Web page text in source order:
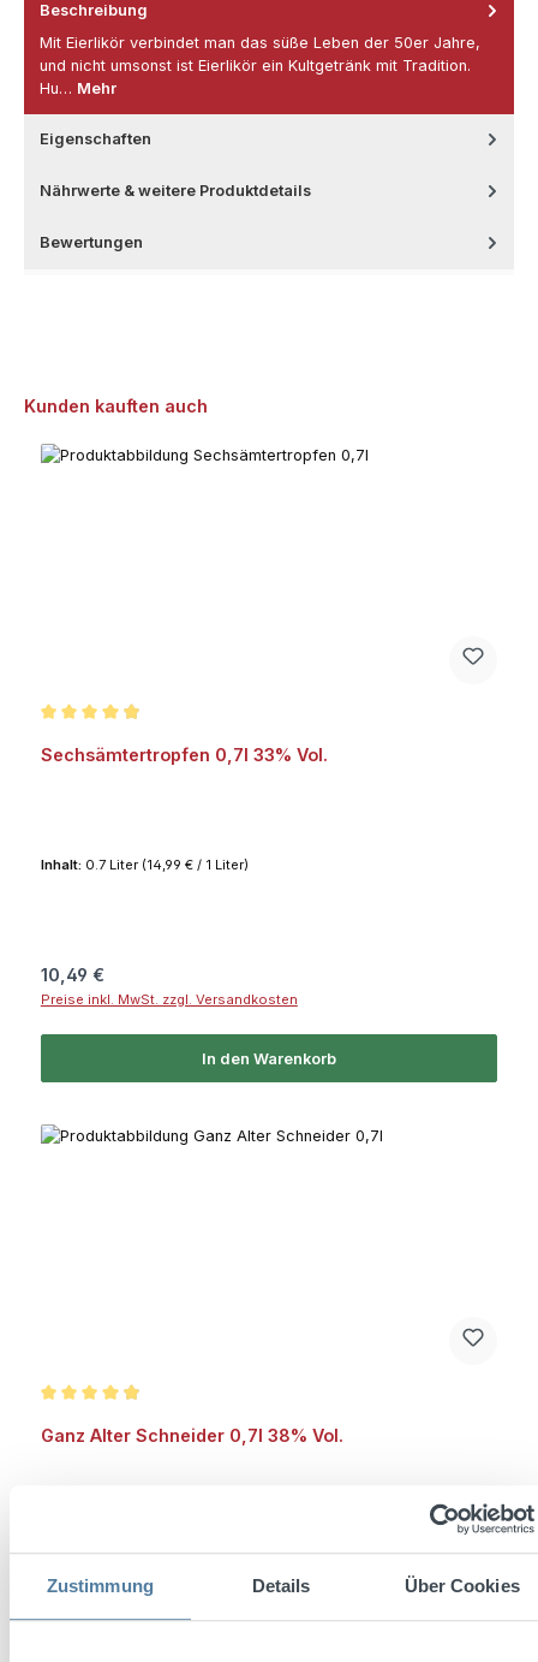
Zustimmung Details Über Cookies
Beschreibung
Mit Eierlikör verbindet man das süße Leben der 50er Jahre,
und nicht umsonst ist Eierlikör ein Kultgetränk mit Tradition.
Hu… Mehr
Eigenschaften
Nährwerte & weitere Produktdetails
Bewertungen
Produktgalerie überspringen
Kunden kauften auch
Sechsämtertropfen 0,7l 33% Vol.
Inhalt: 0.7 Liter (14,99 € / 1 Liter)
Regulärer Preis:
10,49 €
Preise inkl. MwSt. zzgl. Versandkosten
In den Warenkorb
Ganz Alter Schneider 0,7l 38% Vol.